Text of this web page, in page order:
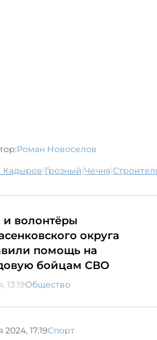
Роман Новоселов
Кадыров| Грозный| Чечня|
и волонтёры
округа
помощь на
бойцам СВО
13:19Общество
17:19Спорт